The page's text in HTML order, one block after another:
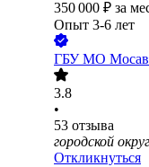
350 000 ₽ за
Опыт 3-6 лет
ГБУ МО
3.8
•
53 отзыва
городской
Откликнуться